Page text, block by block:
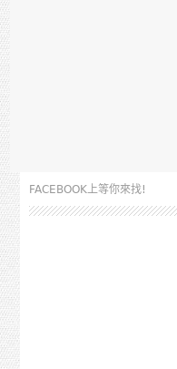
FACEBOOK上等你來找!